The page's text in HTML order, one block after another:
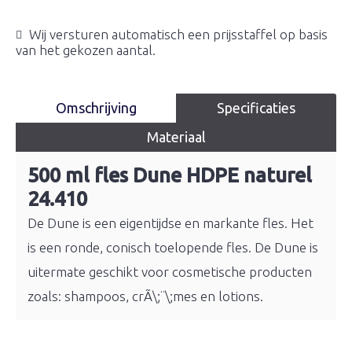
Wij versturen automatisch een prijsstaffel op basis
van het gekozen aantal.
Omschrijving
Specificaties
Materiaal
500 ml fles Dune HDPE naturel
24.410
De Dune is een eigentijdse en markante fles. Het
is een ronde, conisch toelopende fles. De Dune is
uitermate geschikt voor cosmetische producten
zoals: shampoos, crÃ\;¨\;mes en lotions.